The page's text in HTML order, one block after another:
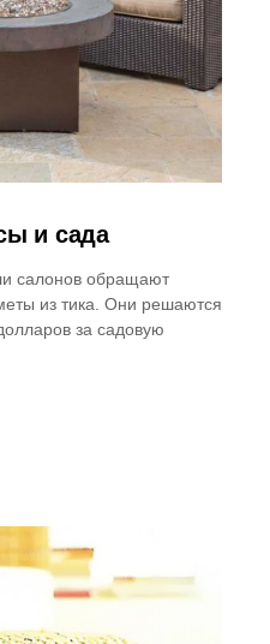
и сада
салонов обращают
из тика. Они решаются
за садовую